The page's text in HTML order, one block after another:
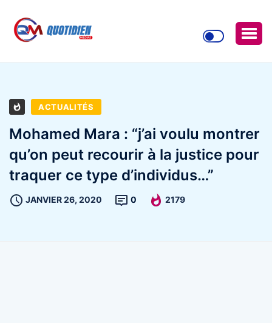
ACTUALITÉS
Mohamed Mara : “j’ai voulu montrer
qu’on peut recourir à la justice pour
traquer ce type d’individus…”
JANVIER 26, 2020 0 2179